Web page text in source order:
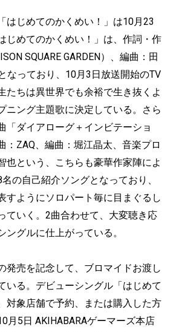
はじめてのかくめい！」は10月23
じめてのかくめい！」は、作詞・作
SQUARE GARDEN）、編曲：田
なっており、10月3日放送開始のTV
たちは異世界でも余裕で生き抜くよ
ニング主題歌に決定している。さら
「ダイアローグ＋インビテーショ
：ZAQ、編曲：堀江晶太、音楽プロ
也という、こちらも豪華作家陣によ
の自己紹介ソングとなっており、
すようにソロパート毎に目まぐるし
ていく。2曲合わせて、大変聴き応
ングルに仕上がっている。
発売を記念して、ブロマイドお渡し
いる。デビューシングル「はじめて
対象店舗で予約、または購入した方
月5日 AKIHABARAゲーマーズ本店